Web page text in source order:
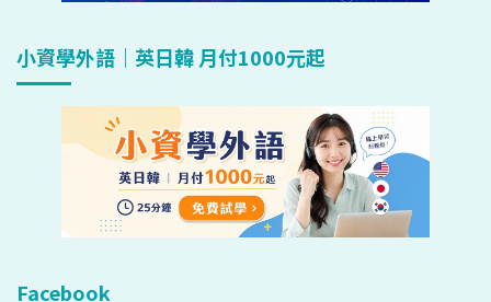
小資學外語｜英日韓 月付1000元起
Facebook